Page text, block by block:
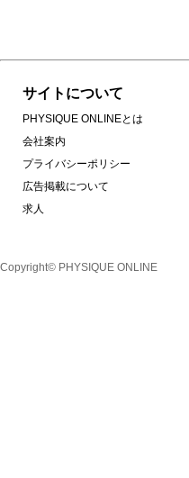
サイトについて
PHYSIQUE ONLINEとは
会社案内
プライバシーポリシー
広告掲載について
求人
Copyright© PHYSIQUE ONLINE